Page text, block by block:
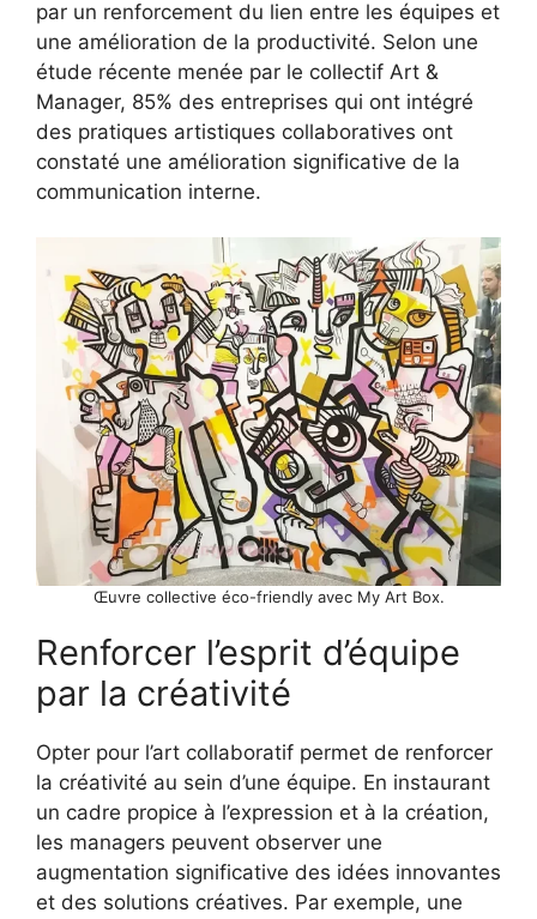
par un renforcement du lien entre les équipes et
une amélioration de la productivité. Selon une
étude récente menée par le collectif Art &
Manager, 85% des entreprises qui ont intégré
des pratiques artistiques collaboratives ont
constaté une amélioration significative de la
communication interne.
Œuvre collective éco-friendly avec My Art Box.
Renforcer l’esprit d’équipe
par la créativité
Opter pour l’art collaboratif permet de renforcer
la créativité au sein d’une équipe. En instaurant
un cadre propice à l’expression et à la création,
les managers peuvent observer une
augmentation significative des idées innovantes
et des solutions créatives. Par exemple, une